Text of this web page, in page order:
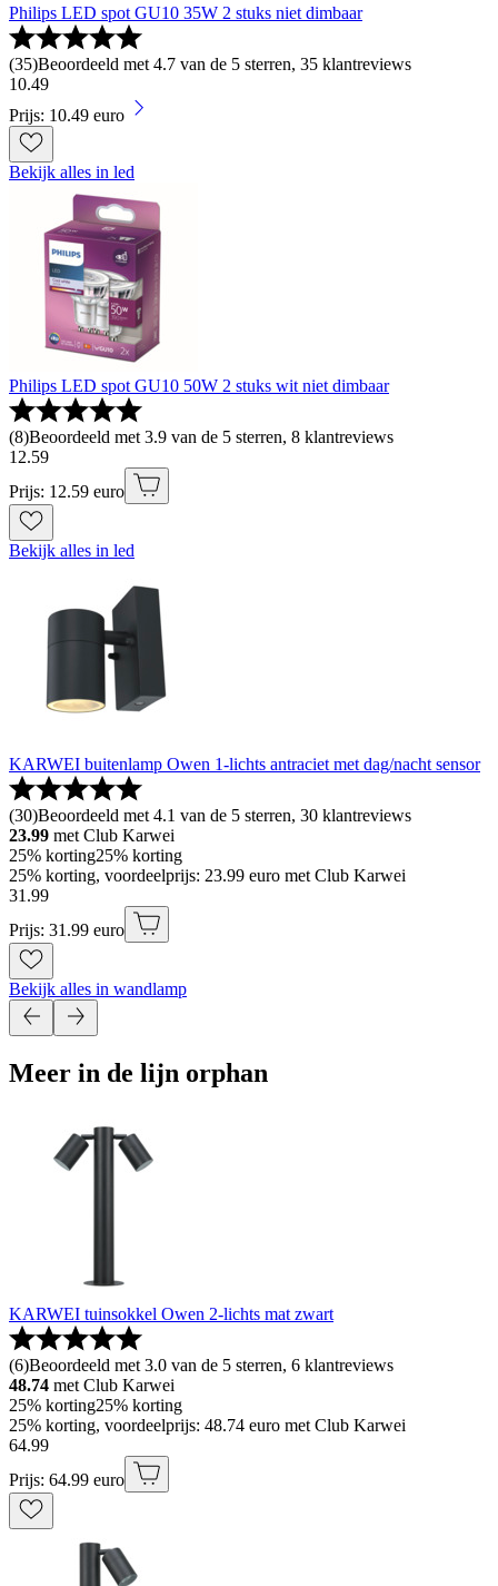
Philips LED spot GU10 35W 2 stuks niet dimbaar
(35)Beoordeeld met 4.7 van de 5 sterren, 35 klantreviews
10.49
Prijs: 10.49 euro
Bekijk alles in led
Philips LED spot GU10 50W 2 stuks wit niet dimbaar
(8)Beoordeeld met 3.9 van de 5 sterren, 8 klantreviews
12.59
Prijs: 12.59 euro
Bekijk alles in led
KARWEI buitenlamp Owen 1-lichts antraciet met dag/nacht sensor
(30)Beoordeeld met 4.1 van de 5 sterren, 30 klantreviews
23.99 met Club Karwei
25% korting25% korting
25% korting, voordeelprijs: 23.99 euro met Club Karwei
31 .99
Prijs: 31.99 euro
Bekijk alles in wandlamp
Meer in de lijn orphan
KARWEI tuinsokkel Owen 2-lichts mat zwart
(6)Beoordeeld met 3.0 van de 5 sterren, 6 klantreviews
48.74 met Club Karwei
25% korting25% korting
25% korting, voordeelprijs: 48.74 euro met Club Karwei
64.99
Prijs: 64.99 euro